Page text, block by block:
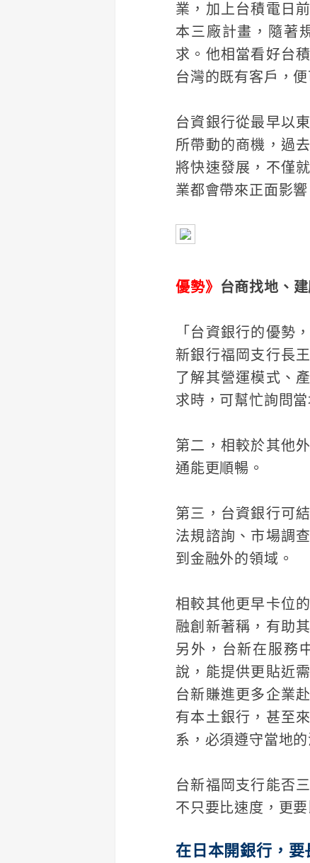
業，加上台積電日
本三廠計畫，隨著
求。他相當看好台
台灣的既有客戶，
台資銀行從最早以
所帶動的商機，過
將快速發展，不僅
業都會帶來正面影響
優勢》 台商找地、
「台資銀行的優勢
新銀行福岡支行長
了解其營運模式、
求時，可幫忙詢問
第二，相較於其他
通能更順暢。
第三，台資銀行可
法規諮詢、市場調
到金融外的領域。
相較其他更早卡位
融創新著稱，有助
另外，台新在服務
說，能提供更貼近
台新賺進更多企業
有本土銀行，甚至
系，必須遵守當地
台新福岡支行能否
不只要比速度，更
在日本開銀行，